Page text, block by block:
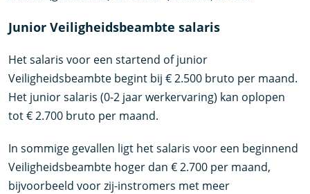
Junior Veiligheidsbeambte salaris
Het salaris voor een startend of junior
Veiligheidsbeambte begint bij € 2.500 bruto per maand.
Het junior salaris (0-2 jaar werkervaring) kan oplopen
tot € 2.700 bruto per maand.
In sommige gevallen ligt het salaris voor een beginnend
Veiligheidsbeambte hoger dan € 2.700 per maand,
bijvoorbeeld voor zij-instromers met meer